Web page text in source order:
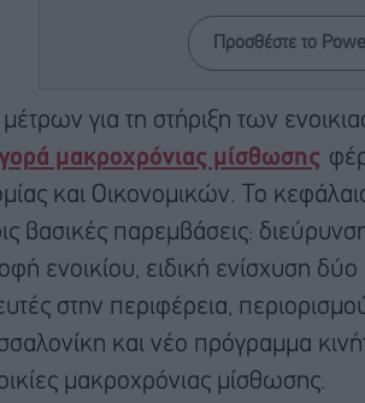
Προσθέστε το
για τη στήριξη των
μακροχρόνιας μίσθωσης
και Οικονομικών. Το
βασικές παρεμβάσεις:
ενοικίου, ειδική ενίσχυση
στην περιφέρεια,
και νέο πρόγραμμα
μακροχρόνιας μίσθωσης.